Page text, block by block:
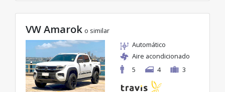
VW Amarok o similar
Automático
Aire acondicionado
5
4 3